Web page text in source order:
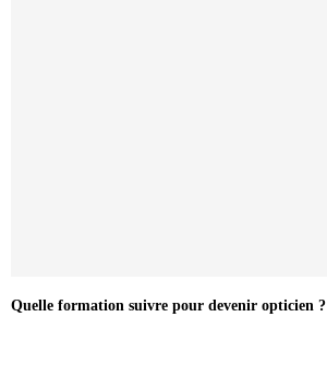
Quelle formation suivre pour devenir opticien ?